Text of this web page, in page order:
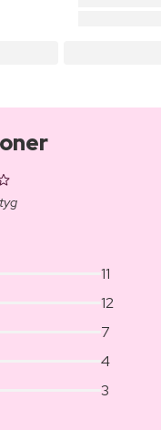
11
12
7
4
3